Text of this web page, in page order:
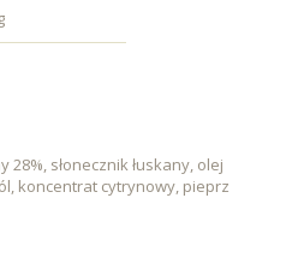
28%, słonecznik łuskany, olej
koncentrat cytrynowy, pieprz